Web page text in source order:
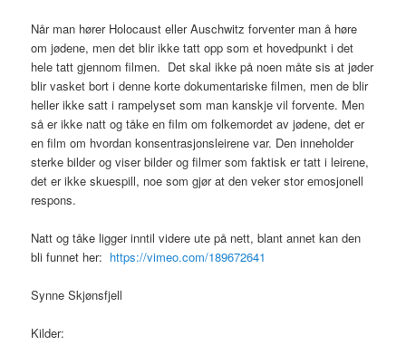
Når man hører Holocaust eller Auschwitz forventer man å høre
om jødene, men det blir ikke tatt opp som et hovedpunkt i det
hele tatt gjennom filmen. Det skal ikke på noen måte sis at jøder
blir vasket bort i denne korte dokumentariske filmen, men de blir
heller ikke satt i rampelyset som man kanskje vil forvente. Men
så er ikke natt og tåke en film om folkemordet av jødene, det er
en film om hvordan konsentrasjonsleirene var. Den inneholder
sterke bilder og viser bilder og filmer som faktisk er tatt i leirene,
det er ikke skuespill, noe som gjør at den veker stor emosjonell
respons.
Natt og tåke ligger inntil videre ute på nett, blant annet kan den
bli funnet her: https://vimeo.com/189672641
Synne Skjønsfjell
Kilder: